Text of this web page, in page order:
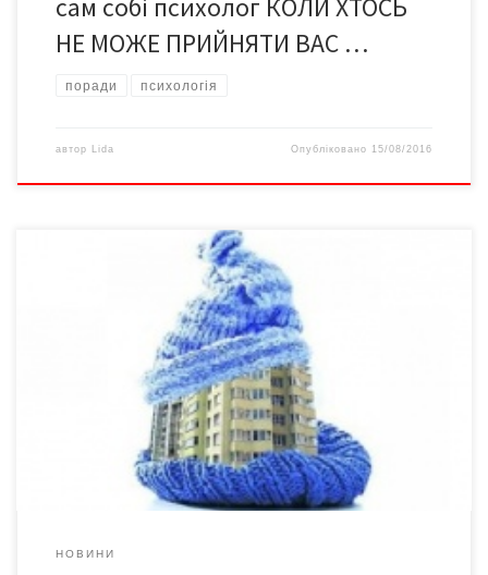
сам собі психолог КОЛИ ХТОСЬ
НЕ МОЖЕ ПРИЙНЯТИ ВАС …
поради психологія
автор Lida Опубліковано 15/08/2016
Чому в квартирі холодно, сиро і віють протяги? На це питання
жителі багатоповерхівок часто не можуть знайти однозначної
відповіді. Бо щоб зберегти тепло в квартирі, слід враховувати
всі можливі причини втрати тепла і більшість заходів з
утеплення квартири краще проводити теплої пори року.
Готуй сани влітку! Щоби батарея ефективніше обігрівала […]
НОВИНИ